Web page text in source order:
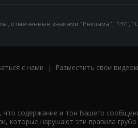
отмеченные знаками "Реклама", "PR",
с нами | Разместить свои
содержание и тон Вашего
которые нарушают эти правила грубо